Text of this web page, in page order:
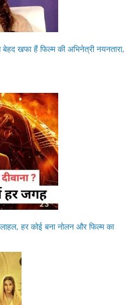
खफा हैं फिल्म की अभिनेत्री नयनतारा,
हर कोई बना नोलन और फिल्म का